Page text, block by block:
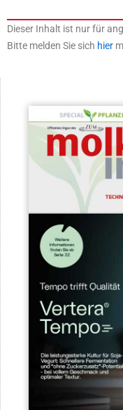
Dieser Inhalt ist nur für
Bitte melden Sie sich hier